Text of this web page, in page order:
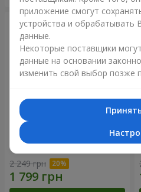
Букет "Дуэт гармонии"
2 249 грн
приложение смогут
устройства и обрабатывать
данные.
Некоторые поставщики
данные на основании
изменить свой выбор позже